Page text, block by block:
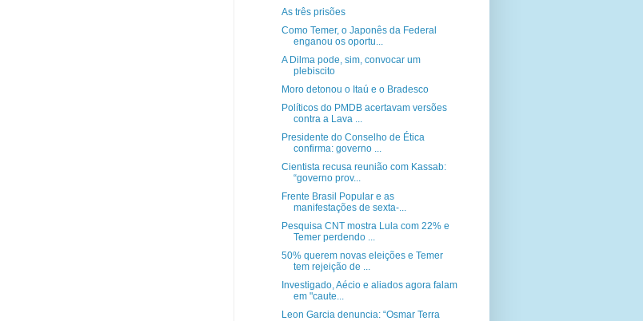
As três prisões
Como Temer, o Japonês da Federal
enganou os oportu...
A Dilma pode, sim, convocar um
plebiscito
Moro detonou o Itaú e o Bradesco
Políticos do PMDB acertavam versões
contra a Lava ...
Presidente do Conselho de Ética
confirma: governo ...
Cientista recusa reunião com Kassab:
“governo prov...
Frente Brasil Popular e as
manifestações de sexta-...
Pesquisa CNT mostra Lula com 22% e
Temer perdendo ...
50% querem novas eleições e Temer
tem rejeição de ...
Investigado, Aécio e aliados agora falam
em "caute...
Leon Garcia denuncia: “Osmar Terra